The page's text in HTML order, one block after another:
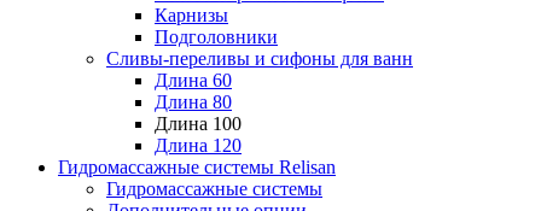
Карнизы
Подголовники
Сливы-переливы и сифоны для ванн
Длина 60
Длина 80
Длина 100
Длина 120
Гидромассажные системы Relisan
Гидромассажные системы